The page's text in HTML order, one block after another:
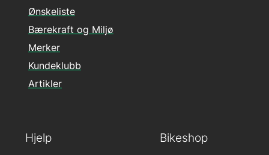
Hjelp
Ønskeliste
Bærekraft og Miljø
Merker
Kundeklubb
Artikler
Bikeshop